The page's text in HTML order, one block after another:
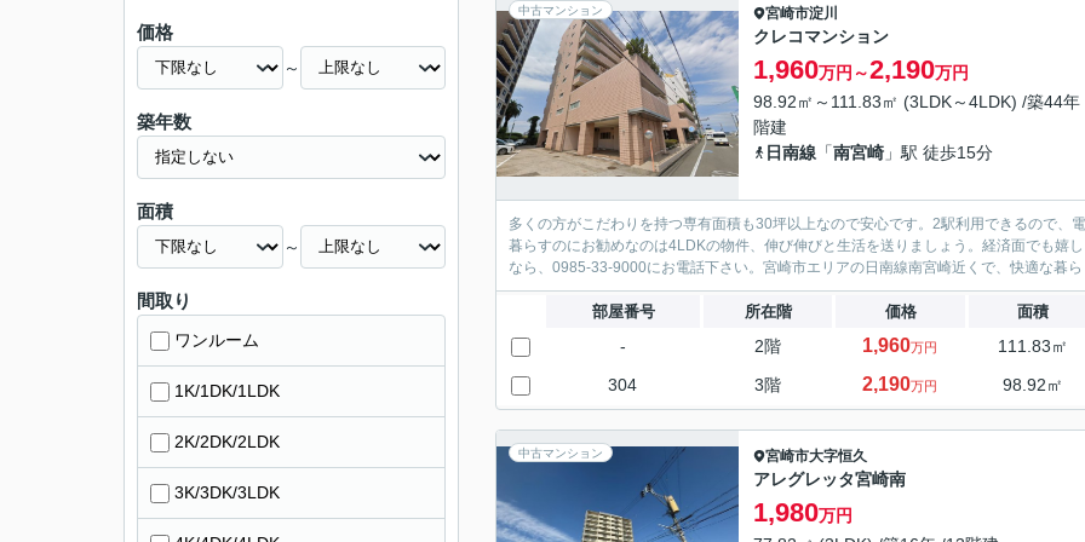
中古マンション 宮崎市淀川
クレコマンション
1,960万円～2,190万円
98.92㎡～111.83㎡ (3LDK～4LDK) /築44年
階建
日南線 「南宮崎 」駅 徒歩15分
多くの方がこだわりを持つ専有面積も30坪以上なので安心です。2駅利用できるので、
暮らすのにお勧めなのは4LDKの物件、伸び伸びと生活を送りましょう。経済面でも嬉
なら、0985-33-9000にお電話下さい。宮崎市エリアの日南線南宮崎近くで、快適な暮
部屋番号 所在階 価格 面積
- 2階 1,960万円
111.83㎡
304
3階 2,190万円 98.92㎡
中古マンション 宮崎市大字恒久
アレグレッタ宮崎南
1,980万円
価格
～
築年数
面積
～
間取り
ワンルーム
1K/1DK/1LDK
2K/2DK/2LDK
3K/3DK/3LDK